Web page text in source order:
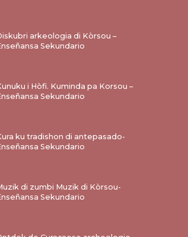
arkeologia di Kòrsou –
Sekundario
i Hòfi. Kuminda pa Korsou –
Sekundario
ku tradishon di antepasado-
Sekundario
di zumbi Muzik di Kòrsou-
Sekundario